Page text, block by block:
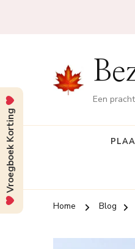
Een
Home Blog
Vroegboek Korting